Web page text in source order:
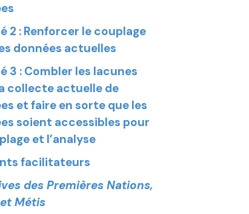
2 : Renforcer le couplage
données actuelles
3 : Combler les lacunes
collecte actuelle de
et faire en sorte que les
soient accessibles pour
et l’analyse
facilitateurs
des Premières Nations,
Métis